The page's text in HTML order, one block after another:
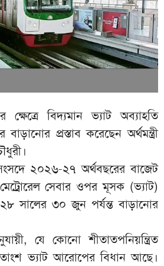
ক্ষেত্রে বিদ্যমান ভ্যাট অব্যাহতি
প্রস্তাব করেছেন অর্থমন্ত্রী
২০২৬-২৭ অর্থবছরের বাজেট
সেবার ওপর মূসক (ভ্যাট)
সালের ৩০ জুন পর্যন্ত বাড়ানোর
যে কোনো শীতাতপনিয়ন্ত্রিত
ভ্যাট আরোপের বিধান আছে।